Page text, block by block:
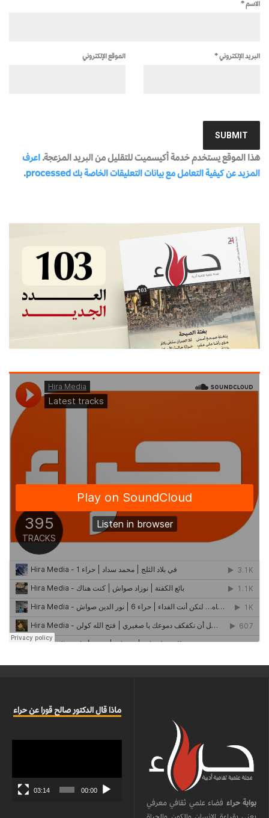
الاسم*
البريد الإلكتروني* الموقع الإلكتروني
هذا الموقع يستخدم خدمة أكيسميت للتقليل من البريد المزعجة. اعرف
المزيد عن كيفية التعامل مع بيانات التعليقات الخاصة بك processed
.
بوابة حراء فضاء علمي ثقافي معرفي
ماذا قال الدكتور صالح قورا عن حراء
00:00
03:14